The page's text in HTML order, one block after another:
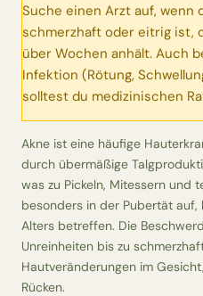
Erntekorb
Sammelkalender
Blüten-Finder
Phänologie-Radar
Vogelstimmen
Gartenplaner
Suche einen Arzt auf, wenn
schmerzhaft oder eitrig ist,
über Wochen anhält. Auch
Infektion (Rötung,
solltest du medizinischen
Akne ist eine häufige
durch übermäßige
was zu Pickeln, Mitessern und
besonders in der Pubertät
Alters betreffen. Die
Unreinheiten bis zu
Hautveränderungen im
Rücken.